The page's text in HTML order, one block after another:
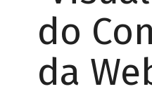
do
da